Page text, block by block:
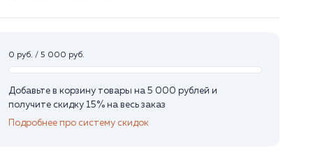
0 руб. / 5 000 руб.
Добавьте в корзину товары на 5 000 рублей и
получите скидку 15% на весь заказ
Подробнее про систему скидок